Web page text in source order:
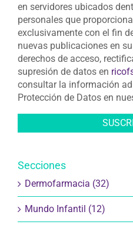
en servidores ubicados
personales que
exclusivamente con el fin
nuevas publicaciones en
derechos de acceso,
supresión de datos en
consultar la información
Protección de Datos en
Secciones
Dermofarmacia (32)
Mundo Infantil (12)